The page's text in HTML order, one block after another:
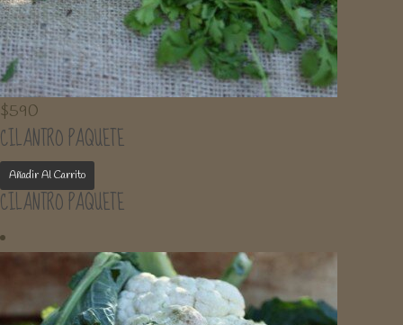
$590
CILANTRO PAQUETE
Añadir Al Carrito
CILANTRO PAQUETE